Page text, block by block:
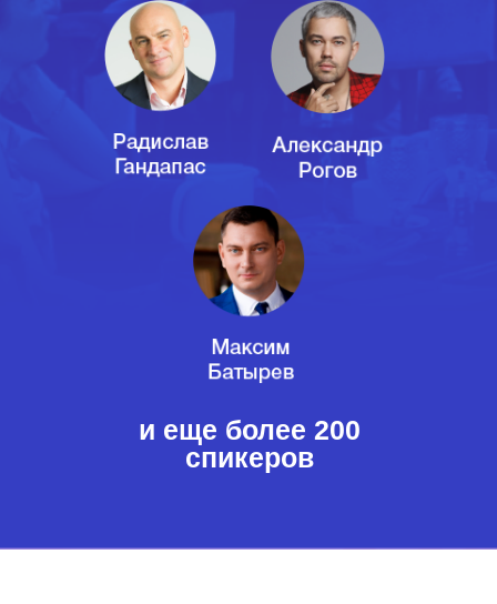
и еще более 200
спикеров